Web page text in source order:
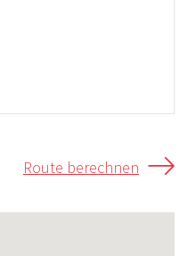
Route berechnen